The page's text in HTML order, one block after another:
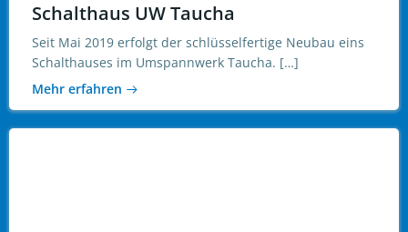
Schalthaus UW Taucha
Seit Mai 2019 erfolgt der schlüsselfertige Neubau eins
Schalthauses im Umspannwerk Taucha. […]
Mehr erfahren